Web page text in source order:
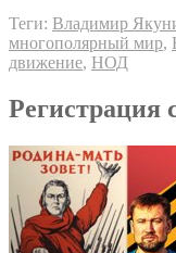
Теги: Владимир
многополярный мир,
движение, НОД
Регистрация